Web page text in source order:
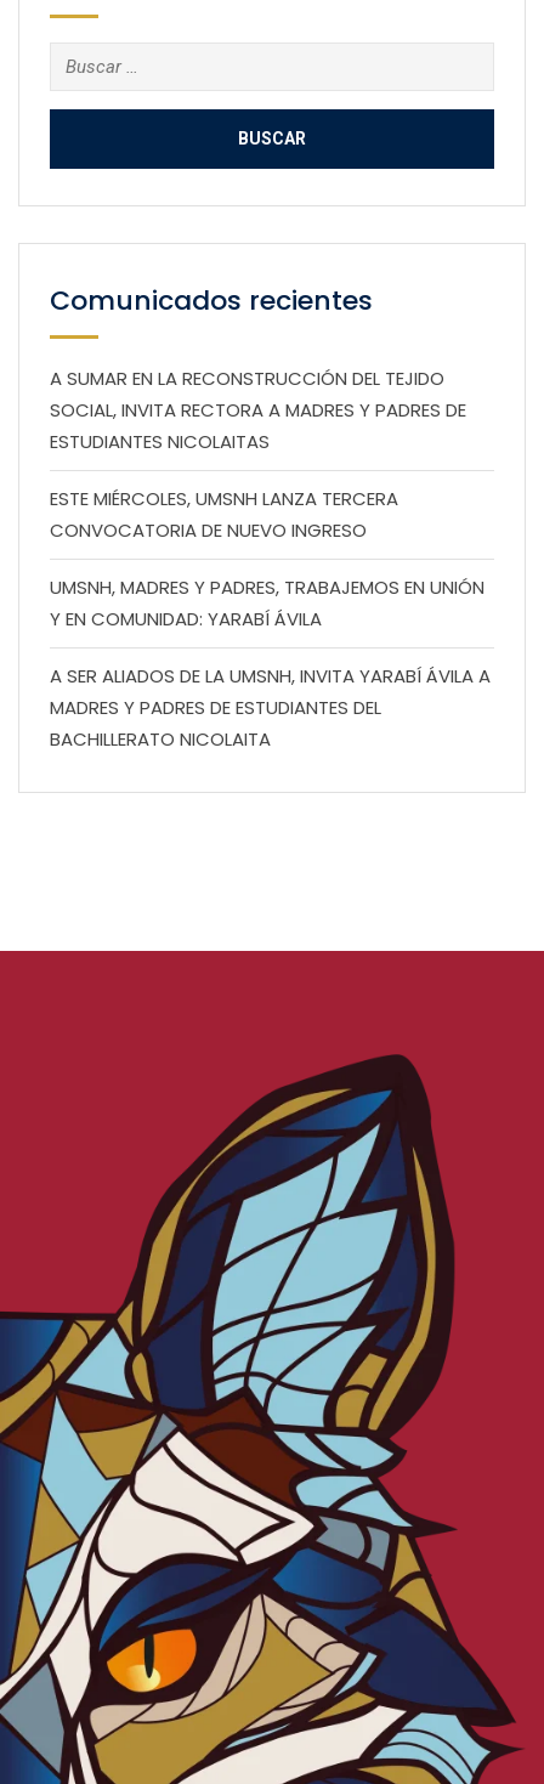
Buscar:
Comunicados recientes
A SUMAR EN LA RECONSTRUCCIÓN DEL TEJIDO
SOCIAL, INVITA RECTORA A MADRES Y PADRES DE
ESTUDIANTES NICOLAITAS
ESTE MIÉRCOLES, UMSNH LANZA TERCERA
CONVOCATORIA DE NUEVO INGRESO
UMSNH, MADRES Y PADRES, TRABAJEMOS EN UNIÓN
Y EN COMUNIDAD: YARABÍ ÁVILA
A SER ALIADOS DE LA UMSNH, INVITA YARABÍ ÁVILA A
MADRES Y PADRES DE ESTUDIANTES DEL
BACHILLERATO NICOLAITA